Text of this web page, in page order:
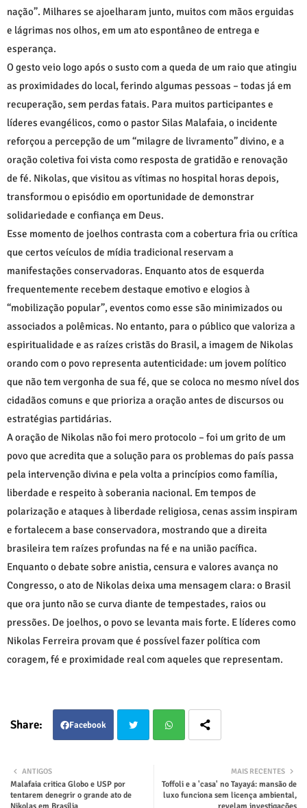
nação”. Milhares se ajoelharam junto, muitos com mãos erguidas
e lágrimas nos olhos, em um ato espontâneo de entrega e
esperança.
O gesto veio logo após o susto com a queda de um raio que atingiu
as proximidades do local, ferindo algumas pessoas – todas já em
recuperação, sem perdas fatais. Para muitos participantes e
líderes evangélicos, como o pastor Silas Malafaia, o incidente
reforçou a percepção de um “milagre de livramento” divino, e a
oração coletiva foi vista como resposta de gratidão e renovação
de fé. Nikolas, que visitou as vítimas no hospital horas depois,
transformou o episódio em oportunidade de demonstrar
solidariedade e confiança em Deus.
Esse momento de joelhos contrasta com a cobertura fria ou crítica
que certos veículos de mídia tradicional reservam a
manifestações conservadoras. Enquanto atos de esquerda
frequentemente recebem destaque emotivo e elogios à
“mobilização popular”, eventos como esse são minimizados ou
associados a polêmicas. No entanto, para o público que valoriza a
espiritualidade e as raízes cristãs do Brasil, a imagem de Nikolas
orando com o povo representa autenticidade: um jovem político
que não tem vergonha de sua fé, que se coloca no mesmo nível dos
cidadãos comuns e que prioriza a oração antes de discursos ou
estratégias partidárias.
A oração de Nikolas não foi mero protocolo – foi um grito de um
povo que acredita que a solução para os problemas do país passa
pela intervenção divina e pela volta a princípios como família,
liberdade e respeito à soberania nacional. Em tempos de
polarização e ataques à liberdade religiosa, cenas assim inspiram
e fortalecem a base conservadora, mostrando que a direita
brasileira tem raízes profundas na fé e na união pacífica.
Enquanto o debate sobre anistia, censura e valores avança no
Congresso, o ato de Nikolas deixa uma mensagem clara: o Brasil
que ora junto não se curva diante de tempestades, raios ou
pressões. De joelhos, o povo se levanta mais forte. E líderes como
Nikolas Ferreira provam que é possível fazer política com
coragem, fé e proximidade real com aqueles que representam.
Facebook
tsap
MAIS RECENTES
Toffoli e a 'casa' no Tayayá: mansão de
luxo funciona sem licença ambiental,
ANTIGOS
Malafaia critica Globo e USP por
tentarem denegrir o grande ato de